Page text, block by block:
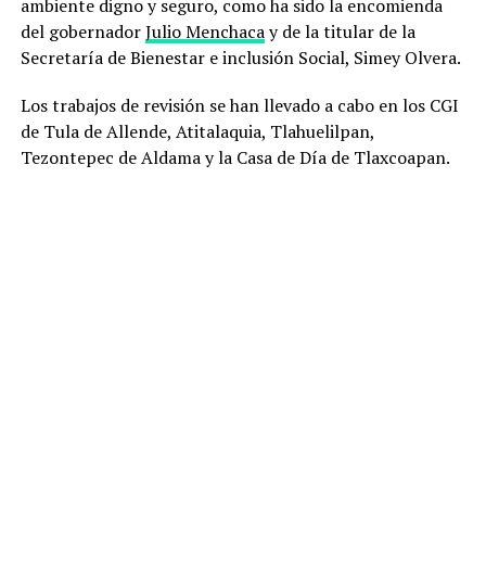
ambiente digno y seguro, como ha sido la encomienda
del gobernadorJulio Menchacay de la titular de la
Secretaría de Bienestar e inclusión Social, Simey Olvera.
Los trabajos de revisión se han llevado a cabo en los CGI
de Tula de Allende, Atitalaquia, Tlahuelilpan,
Tezontepec de Aldama y la Casa de Día de Tlaxcoapan.